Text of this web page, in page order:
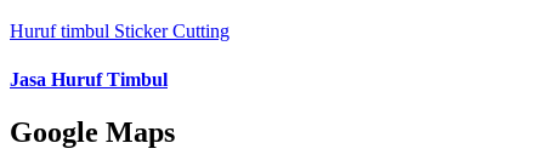
Huruf timbul Sticker Cutting
Jasa Huruf Timbul
Google Maps